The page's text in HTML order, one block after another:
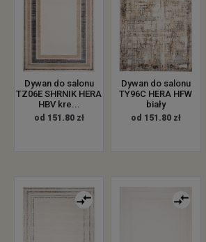
Dywan do salonu
TZ06E SHRNIK HERA
HBV kre...
od 151.80 zł
Dywan do salonu
TY96C HERA HFW
biały
od 151.80 zł